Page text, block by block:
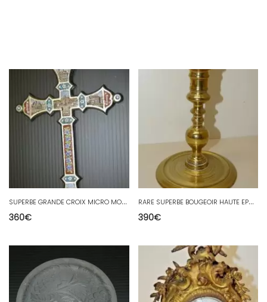
S
UPERBE GRANDE CROIX MICRO MOSAÏQUE XIXe Monture Argentée COLLECTION VITRINE
360€
R
ARE SUPERBE BOUGEOIR HAUTE EPOQUE XVIIe BRONZE Collection Bougie CANDLESTICK
390€